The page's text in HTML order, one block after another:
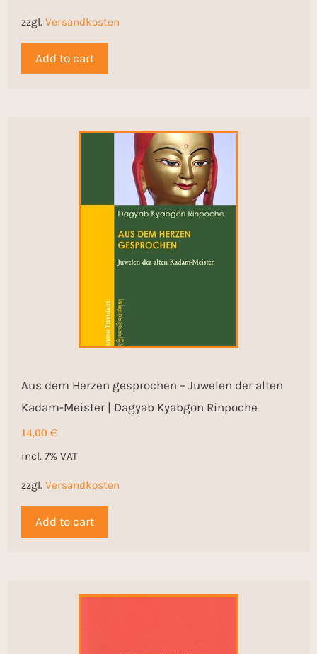
zzgl. Versandkosten
Add to cart
Aus dem Herzen gesprochen – Juwelen der alten
Kadam-Meister | Dagyab Kyabgön Rinpoche
14,00€
incl. 7% VAT
zzgl. Versandkosten
Add to cart